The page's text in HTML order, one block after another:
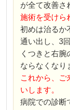
が全て改善さ
施術を受けら
初めは治るか
通い出し、3
くつきと右
ならなくなり
これから、ご
いします。
病院での診断